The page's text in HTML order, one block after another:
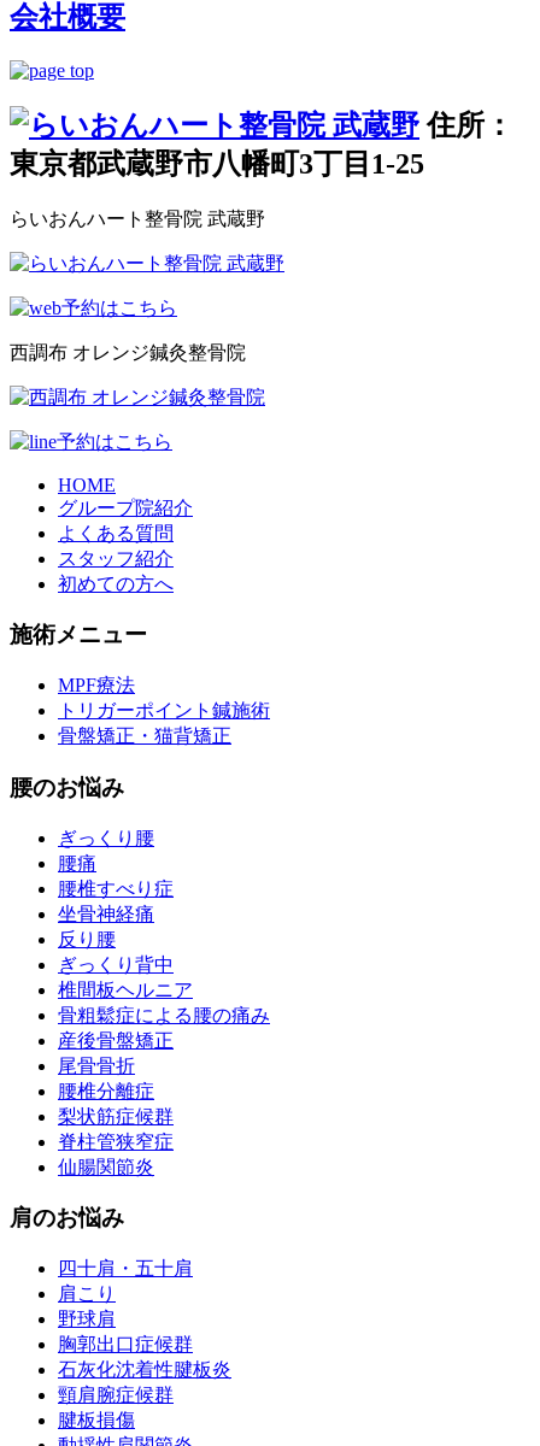
会社概要
住所：
東京都武蔵野市八幡町3丁目1-25
らいおんハート整骨院 武蔵野
西調布 オレンジ鍼灸整骨院
HOME
グループ院紹介
よくある質問
スタッフ紹介
初めての方へ
施術メニュー
MPF療法
トリガーポイント鍼施術
骨盤矯正・猫背矯正
腰のお悩み
ぎっくり腰
腰痛
腰椎すべり症
坐骨神経痛
反り腰
ぎっくり背中
椎間板ヘルニア
骨粗鬆症による腰の痛み
産後骨盤矯正
尾骨骨折
腰椎分離症
梨状筋症候群
脊柱管狭窄症
仙腸関節炎
肩のお悩み
四十肩・五十肩
肩こり
野球肩
胸郭出口症候群
石灰化沈着性腱板炎
頸肩腕症候群
腱板損傷